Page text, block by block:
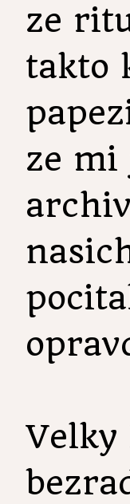
ze
takto
ze mi
Velky